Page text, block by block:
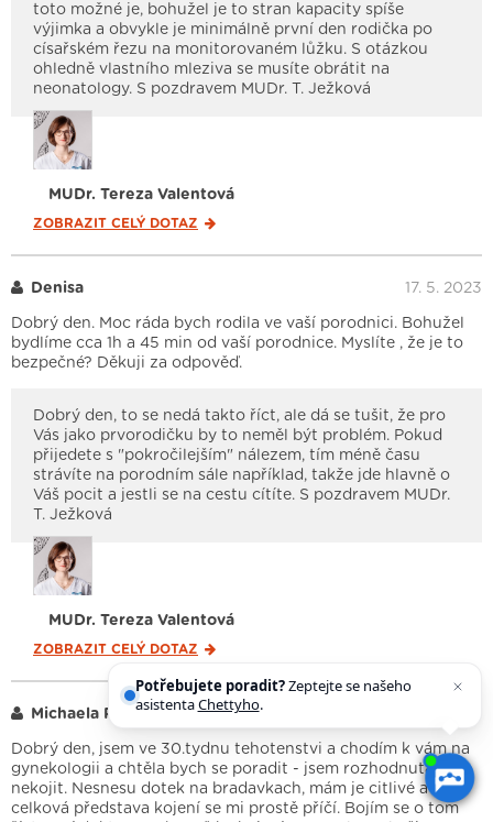
toto možné je, bohužel je to stran kapacity spíše
výjimka a obvykle je minimálně první den rodička po
císařském řezu na monitorovaném lůžku. S otázkou
ohledně vlastního mleziva se musíte obrátit na
neonatology. S pozdravem MUDr. T. Ježková
MUDr. Tereza Valentová
ZOBRAZIT CELÝ DOTAZ
Denisa 17. 5. 2023
Dobrý den. Moc ráda bych rodila ve vaší porodnici. Bohužel
bydlíme cca 1h a 45 min od vaší porodnice. Myslíte , že je to
bezpečné? Děkuji za odpověď.
Dobrý den, to se nedá takto říct, ale dá se tušit, že pro
Vás jako prvorodičku by to neměl být problém. Pokud
přijedete s "pokročilejším" nálezem, tím méně času
strávíte na porodním sále například, takže jde hlavně o
Váš pocit a jestli se na cestu cítíte. S pozdravem MUDr.
T. Ježková
MUDr. Tereza Valentová
ZOBRAZIT CELÝ DOTAZ
Michaela P.
Dobrý den, jsem ve 30.tydnu tehotenstvi a chodím k vám na
gynekologii a chtěla bych se poradit - jsem rozhodnutá
nekojit. Nesnesu dotek na bradavkach, mám je citlivé a
celková představa kojení se mi prostě příčí. Bojím se o tom
Potřebujete poradit?Zeptejte se našeho
asistentaChettyho.